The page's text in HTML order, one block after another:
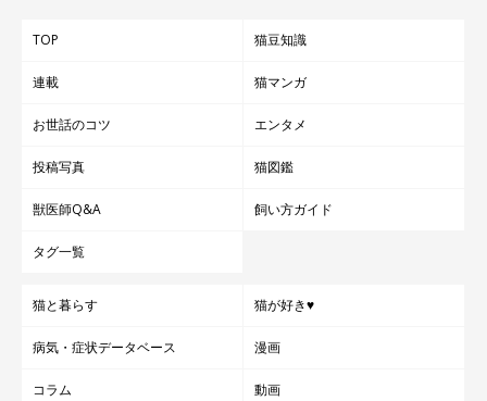
TOP 猫豆知識
連載 猫マンガ
お世話のコツ エンタメ
投稿写真 猫図鑑
獣医師Q&A 飼い方ガイド
タグ一覧
猫と暮らす 猫が好き♥
病気・症状データベース 漫画
コラム 動画